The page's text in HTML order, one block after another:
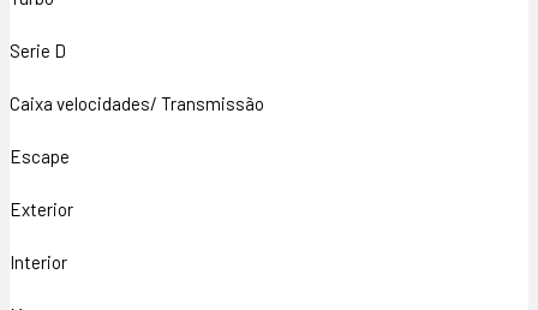
Serie D
Caixa velocidades/ Transmissão
Escape
Exterior
Interior